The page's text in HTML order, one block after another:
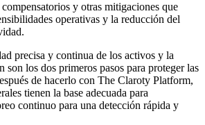
y otras mitigaciones que
operativas y la reducción del
precisa y continua de los activos y la
son los dos primeros pasos para proteger las
de hacerlo con The Claroty Platform,
tienen la base adecuada para
continuo para una detección rápida y